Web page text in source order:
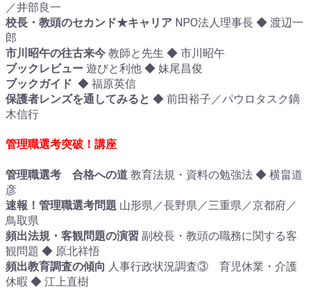
／井部良一
校長・教頭のセカンド★キャリア NPO法人理事長 ◆ 渡辺一
郎
市川昭午の往古来今 教師と先生 ◆ 市川昭午
ブックレビュー 遊びと利他 ◆ 妹尾昌俊
ブックガイド ◆ 福原英信
保護者レンズを通してみると ◆ 前田裕子／パウロタスク鏑
木信行
管理職選考突破！講座
管理職選考 合格への道 教育法規・資料の勉強法 ◆ 横畠道
彦
速報！管理職選考問題 山形県／長野県／三重県／京都府／
鳥取県
頻出法規・客観問題の演習 副校長・教頭の職務に関する客
観問題 ◆ 原北祥悟
頻出教育調査の傾向 人事行政状況調査③ 育児休業・介護
休暇 ◆ 江上直樹